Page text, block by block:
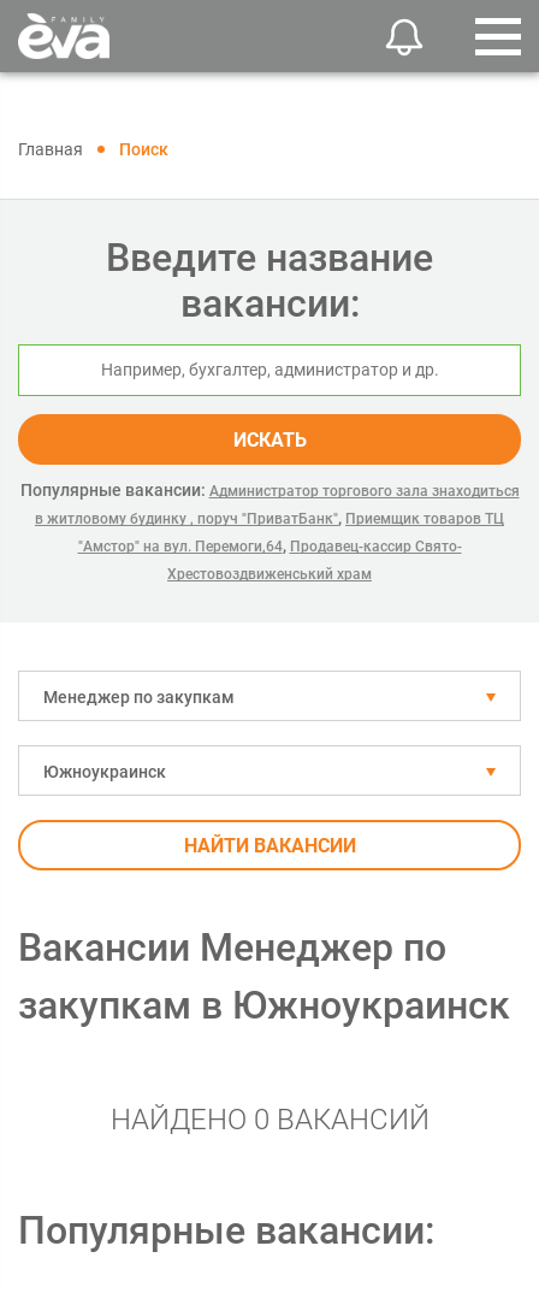
Главная Поиск
Введите название
вакансии:
ИСКАТЬ
Популярные вакансии: Администратор торгового зала знаходиться
в житловому будинку , поруч "ПриватБанк", Приемщик товаров ТЦ
"Амстор" на вул. Перемоги,64, Продавец-кассир Свято-
Хрестовоздвиженський храм
Менеджер по закупкам
Южноукраинск
НАЙТИ ВАКАНСИИ
Вакансии Менеджер по
закупкам в Южноукраинск
НАЙДЕНО 0 ВАКАНСИЙ
Популярные вакансии: